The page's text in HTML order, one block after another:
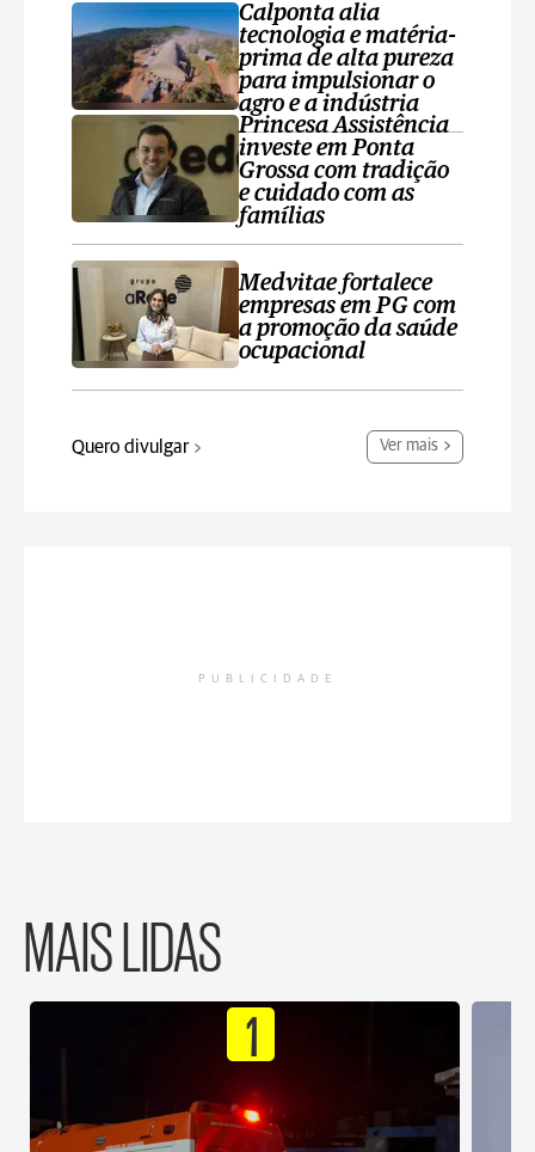
Calponta alia
tecnologia e matéria-
prima de alta pureza
para impulsionar o
agro e a indústria
Princesa Assistência
investe em Ponta
Grossa com tradição
e cuidado com as
famílias
Medvitae fortalece
empresas em PG com
a promoção da saúde
ocupacional
Quero divulgar Ver mais
PUBLICIDADE
MAIS LIDAS
1